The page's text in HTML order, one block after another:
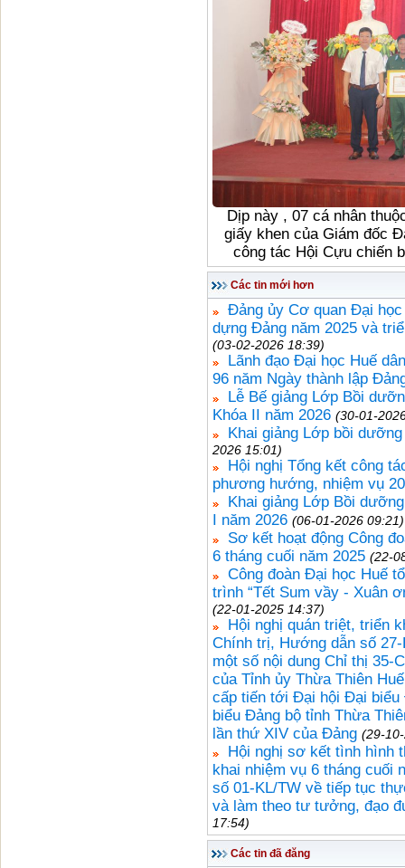
Dịp này , 07 cá nhân
giấy khen của Giám đốc
công tác Hội Cựu chiến
Các tin mới hơn
Đảng ủy Cơ quan Đại
dựng Đảng năm 2025 và
(03-02-2026 18:39)
Lãnh đạo Đại học Huế
96 năm Ngày thành lập
Lễ Bế giảng Lớp Bồi
Khóa II năm 2026 (30-01-
Khai giảng Lớp bồi
2026 15:01)
Hội nghị Tổng kết công
phương hướng, nhiệm vụ
Khai giảng Lớp Bồi
I năm 2026 (06-01-2026 09:21)
Sơ kết hoạt động Công
6 tháng cuối năm 2025 (22-
Công đoàn Đại học Huế
trình “Tết Sum vầy - Xuân
(22-01-2025 14:37)
Hội nghị quán triệt, triển
Chính trị, Hướng dẫn số
một số nội dung Chỉ thị 35-
của Tỉnh ủy Thừa Thiên
cấp tiến tới Đại hội Đại
biểu Đảng bộ tỉnh Thừa
lần thứ XIV của Đảng (29-
Hội nghị sơ kết tình hình
khai nhiệm vụ 6 tháng cuối
số 01-KL/TW về tiếp tục
và làm theo tư tưởng, đạo
17:54)
Các tin đã đăng